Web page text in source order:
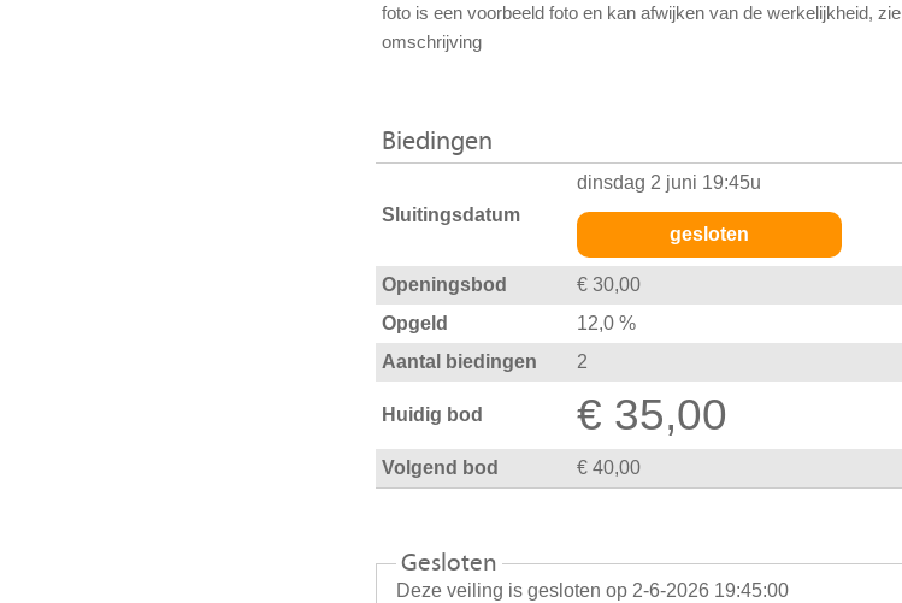
foto is een voorbeeld foto en kan afwijken van de werkelijkheid, zie
omschrijving
Biedingen
Sluitingsdatum
dinsdag 2 juni 19:45u
gesloten
Openingsbod
€ 30,00
Opgeld
12,0 %
Aantal biedingen
2
Huidig bod € 35,00
Volgend bod € 40,00
Gesloten
Deze veiling is gesloten op 2-6-2026 19:45:00